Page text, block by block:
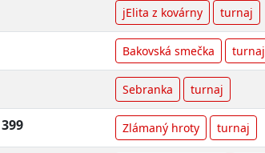
jElita z kovárny turnaj
Bakovská smečka turnaj
Sebranka turnaj
399 Zlámaný hroty turnaj